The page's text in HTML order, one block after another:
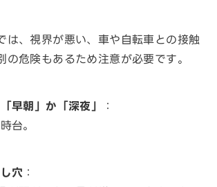
は、視界が悪い、車や自転車との接触
の危険もあるため注意が必要です。
早朝」か「深夜」
：
台。
穴 ：